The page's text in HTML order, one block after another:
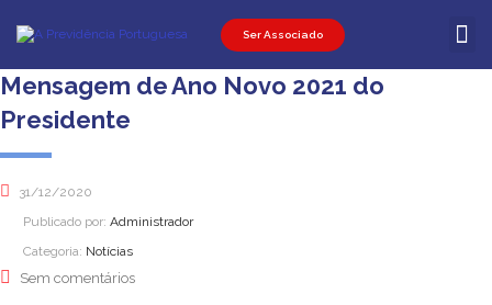
Ser Associado
Mensagem de Ano Novo 2021 do
Presidente
31/12/2020
Publicado por: Administrador
Categoria: Notícias
Sem comentários